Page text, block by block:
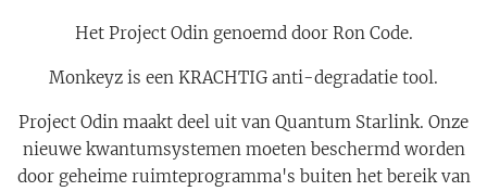
Het Project Odin genoemd door Ron Code.
Monkeyz is een KRACHTIG anti-degradatie tool.
Project Odin maakt deel uit van Quantum Starlink. Onze
nieuwe kwantumsystemen moeten beschermd worden
door geheime ruimteprogramma's buiten het bereik van